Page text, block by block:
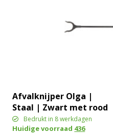
Afvalknijper Olga |
Staal | Zwart met rood
detailBedrukt in 8 werkdagen
Huidige voorraad 436